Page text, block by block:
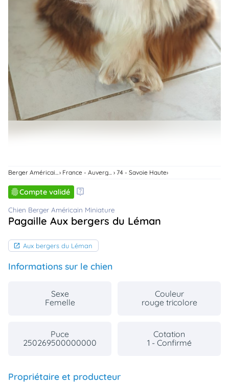
Connexion
74 - Savoie Haute
Compte validé
Chien Berger Américain Miniature
Pagaille Aux bergers du Léman
Aux bergers du Léman
Informations sur le chien
Sexe
Femelle
Couleur
rouge tricolore
Puce
250269500000000
Cotation
1 - Confirmé
Propriétaire et producteur